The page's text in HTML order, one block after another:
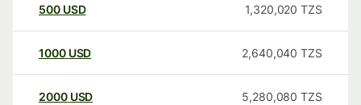
500 USD 1,320,020 TZS
1000 USD 2,640,040 TZS
2000 USD 5,280,080 TZS